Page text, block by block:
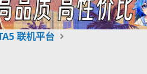
联机平台